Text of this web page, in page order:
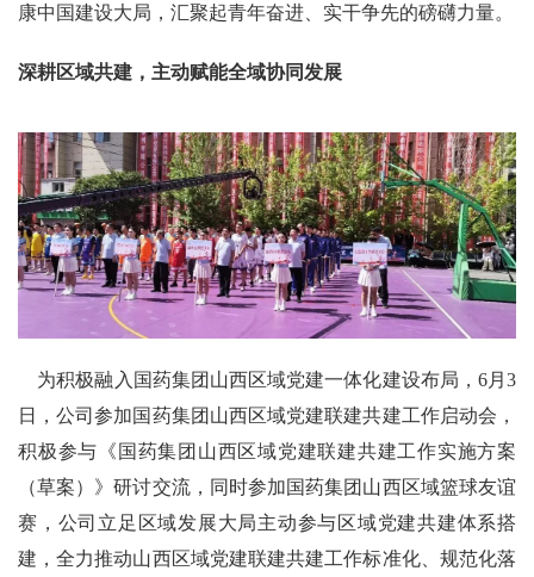
康中国建设大局，汇聚起青年奋进、实干争先的磅礴力量。
深耕区域共建，主动赋能全域协同发展
为积极融入国药集团山西区域党建一体化建设布局，6月3
日，公司参加国药集团山西区域党建联建共建工作启动会，
积极参与《国药集团山西区域党建联建共建工作实施方案
（草案）》研讨交流，同时参加国药集团山西区域篮球友谊
赛，公司立足区域发展大局主动参与区域党建共建体系搭
建，全力推动山西区域党建联建共建工作标准化、规范化落